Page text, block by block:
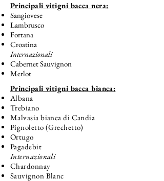
Principali vitigni bacca nera:
Sangiovese
Lambrusco
Fortana
Croatina
Internazionali
Cabernet Sauvignon
Merlot
Principali vitigni bacca bianca:
Albana
Trebiano
Malvasia bianca di Candia
Pignoletto (Grechetto)
Ortugo
Pagadebit
Internazionali
Chardonnay
Sauvignon Blanc